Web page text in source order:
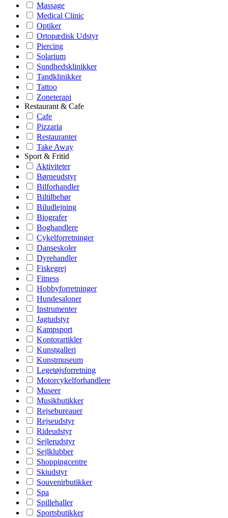
Massage
Medical Clinic
Optiker
Ortopædisk Udstyr
Piercing
Solarium
Sundhedsklinikker
Tandklinikker
Tattoo
Zoneterapi
Restaurant & Cafe
Cafe
Pizzaria
Restauranter
Take Away
Sport & Fritid
Aktiviteter
Børneudstyr
Bilforhandler
Biltilbehør
Biludlejning
Biografer
Boghandlere
Cykelforretninger
Danseskoler
Dyrehandler
Fiskegrej
Fitness
Hobbyforretninger
Hundesaloner
Instrumenter
Jagtudstyr
Kampsport
Kontorartikler
Kunstgalleri
Kunstmuseum
Legetøjsforretning
Motorcykelforhandlere
Museer
Musikbutikker
Rejsebureauer
Rejseudstyr
Rideudstyr
Sejlerudstyr
Sejlklubber
Shoppingcentre
Skiudstyr
Souvenirbutikker
Spa
Spillehaller
Sportsbutikker